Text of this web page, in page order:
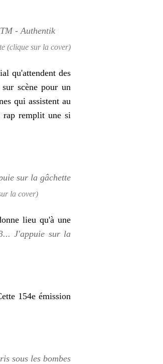
(clique sur la cover)
qu'attendent des
scène pour un
qui assistent au
rap remplit une si
la cover)
lieu qu'à une
J'appuie sur la
154e émission